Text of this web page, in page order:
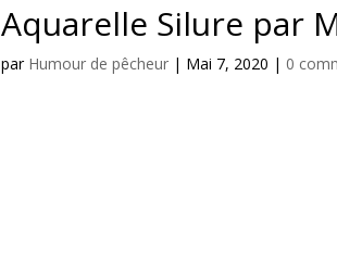
Aquarelle Silure par
par Humour de pêcheur | Mai 7, 2020 | 0